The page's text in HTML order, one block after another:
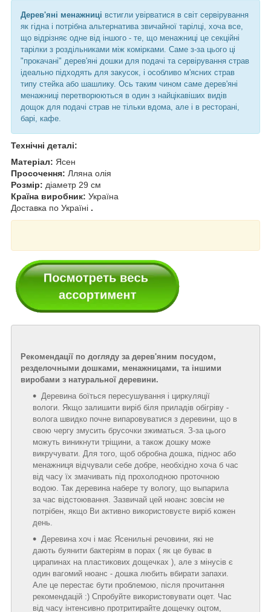
Дерев'яні менажниці встигли увірватися в світ сервірування
як гідна і потрібна альтернатива звичайної тарілці, хоча все,
що відрізняє одне від іншого - те, що менажниці це секційні
тарілки з роздільниками між комірками. Саме з-за цього ці
"прокачані" дерев'яні дошки для подачі та сервірування страв
ідеально підходять для закусок, і особливо м'ясних страв
типу стейка або шашлику. Ось таким чином саме дерев'яні
менажниці перетворюються в один з найцікавіших видів
дощок для подачі страв не тільки вдома, але і в ресторані,
барі, кафе.
Технічні деталі:
Матеріал: Ясен
Просочення: Лляна олія
Розмір: діаметр 29 см
Країна виробник: Україна
Доставка по Україні .
Рекомендації по догляду за дерев'яним посудом,
резделочными дошками, менажницами, та іншими
виробами з натуральної деревини.
Деревина боїться пересушування і циркуляції
вологи. Якщо залишити виріб біля приладів обігріву -
волога швидко почне випаровуватися з деревини, що в
свою чергу змусить брусочки зжиматься. З-за цього
можуть виникнути тріщини, а також дошку може
викручувати. Для того, щоб обробна дошка, піднос або
менажниця відчували себе добре, необхідно хоча б час
від часу їх змачивать під прохолодною проточною
водою. Так деревина набере ту вологу, що выпарила
за час відстоювання. Зазвичай цей нюанс зовсім не
потрібен, якщо Ви активно використовуєте виріб кожен
день.
Деревина хоч і має Ясенильні речовини, які не
дають буянити бактеріям в порах ( як це буває в
цирапинах на пластикових дощечках ), але з мінусів є
один вагомий нюанс - дошка любить вбирати запахи.
Але це перестає бути проблемою, після прочитання
рекомендацій :) Спробуйте використовувати оцет. Час
від часу інтенсивно протритирайте дощечку оцтом,